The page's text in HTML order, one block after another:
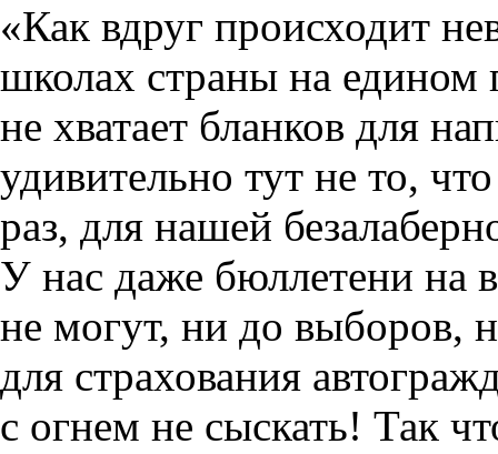
«Как вдруг происходит
школах страны на едином
не хватает бланков для
удивительно тут не то,
раз, для нашей
У нас даже бюллетени на
не могут, ни до выборов,
для страхования
с огнем не сыскать! Так